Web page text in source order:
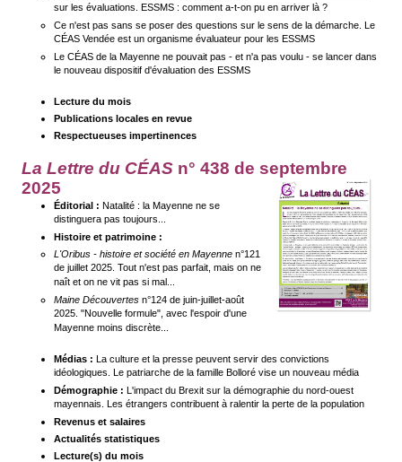
sur les évaluations. ESSMS : comment a-t-on pu en arriver là ?
Ce n'est pas sans se poser des questions sur le sens de la démarche. Le
CÉAS Vendée est un organisme évaluateur pour les ESSMS
Le CÉAS de la Mayenne ne pouvait pas - et n'a pas voulu - se lancer dans
le nouveau dispositif d'évaluation des ESSMS
Lecture du mois
Publications locales en revue
Respectueuses impertinences
La Lettre du CÉAS n° 438 de septembre
2025
Éditorial : Natalité : la Mayenne ne se
distinguera pas toujours...
Histoire et patrimoine :
L'Oribus - histoire et société en Mayennen°121
de juillet 2025. Tout n'est pas parfait, mais on ne
naît et on ne vit pas si mal...
Maine Découvertesn°124 de juin-juillet-août
2025. "Nouvelle formule", avec l'espoir d'une
Mayenne moins discrète...
Médias : La culture et la presse peuvent servir des convictions
idéologiques. Le patriarche de la famille Bolloré vise un nouveau média
Démographie : L'impact du Brexit sur la démographie du nord-ouest
mayennais. Les étrangers contribuent à ralentir la perte de la population
Revenus et salaires
Actualités statistiques
Lecture(s) du mois